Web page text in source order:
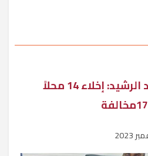
المهندس رضوان عبد الرشيد: إخلاء 14 محلاً